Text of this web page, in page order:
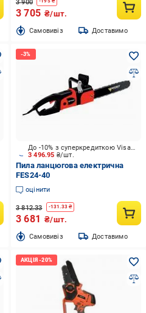
3 900
3 705 ₴/шт.
Cамовивіз Доставимо
3 496.95 ₴/шт.
До -10% з суперкредиткою Visa Вигода
Пила ланцюгова електрична
FES24-40
оцінити
3 812.33 -131.33₴
3 681 ₴/шт.
Cамовивіз Доставимо